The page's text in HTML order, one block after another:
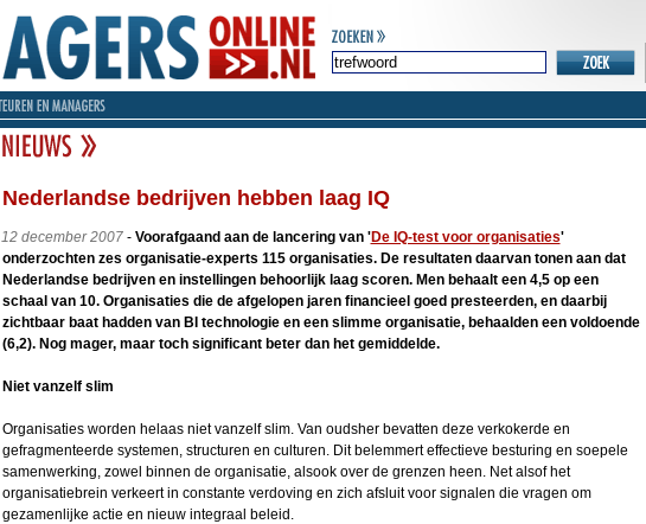
Nederlandse bedrijven hebben laag IQ
12 december 2007- Voorafgaand aan de lancering van 'De IQ-test voor organisaties'
onderzochten zes organisatie-experts 115 organisaties. De resultaten daarvan tonen aan dat
Nederlandse bedrijven en instellingen behoorlijk laag scoren. Men behaalt een 4,5 op een
schaal van 10. Organisaties die de afgelopen jaren financieel goed presteerden, en daarbij
zichtbaar baat hadden van BI technologie en een slimme organisatie, behaalden een voldoende
(6,2). Nog mager, maar toch significant beter dan het gemiddelde.
Niet vanzelf slim
Organisaties worden helaas niet vanzelf slim. Van oudsher bevatten deze verkokerde en
gefragmenteerde systemen, structuren en culturen. Dit belemmert effectieve besturing en soepele
samenwerking, zowel binnen de organisatie, alsook over de grenzen heen. Net alsof het
organisatiebrein verkeert in constante verdoving en zich afsluit voor signalen die vragen om
gezamenlijke actie en nieuw integraal beleid.